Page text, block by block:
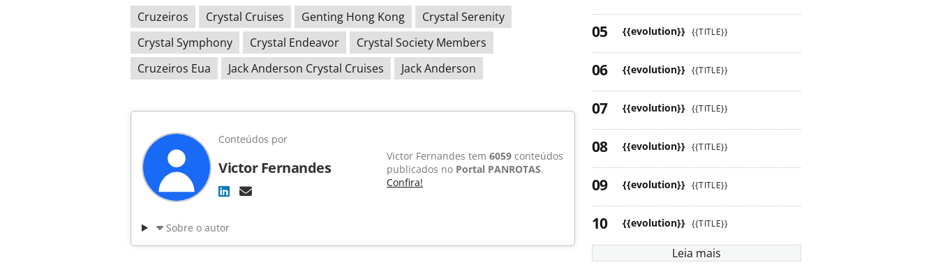
Cruzeiros Crystal Cruises Genting Hong Kong
Crystal Serenity
Crystal Symphony
Crystal Endeavor
Crystal Society Members
Cruzeiros Eua
Jack Anderson Crystal Cruises Jack Anderson
Conteúdos por
Victor Fernandes
Victor Fernandes tem 6059 conteúdos
publicados no Portal PANROTAS.
Confira!
Sobre o autor
{{evolution}} {{TITLE}}
{{evolution}} {{TITLE}}
{{evolution}} {{TITLE}}
{{evolution}} {{TITLE}}
{{evolution}} {{TITLE}}
{{evolution}} {{TITLE}}
Leia mais